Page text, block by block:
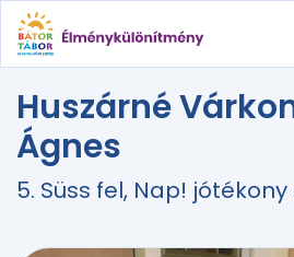
Huszárné
Ágnes
5. Süss fel, Nap!